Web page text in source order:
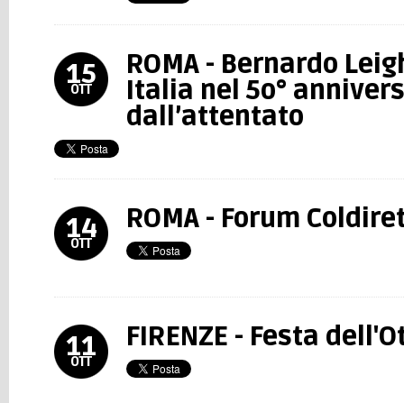
15
OTT
ROMA - Bernardo
Italia nel 5o°
dall’attentato
14
OTT
ROMA - Forum
11
OTT
FIRENZE - Festa